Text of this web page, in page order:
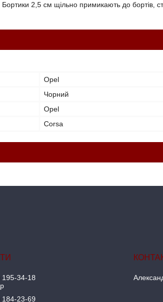
2,5 см щільно примикають до бортів,
Opel
Чорний
Opel
Corsa
34-18
23-69